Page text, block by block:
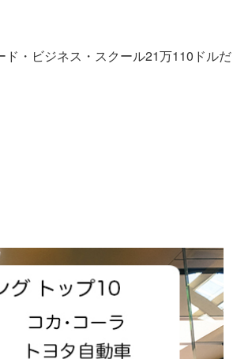
・ビジネス・スクール21万110ドルだ